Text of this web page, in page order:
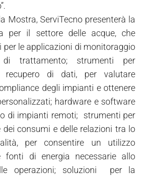
Mostra, ServiTecno presenterà la
per il settore delle acque, che
per le applicazioni di monitoraggio
trattamento; strumenti per
recupero di dati, per valutare
degli impianti e ottenere
hardware e software
di impianti remoti; strumenti per
dei consumi e delle relazioni tra lo
per consentire un utilizzo
fonti di energia necessarie allo
operazioni; soluzioni per la